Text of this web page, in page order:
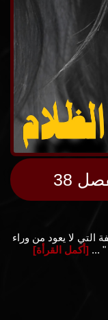
38
التي لا يعود من وراء
[أكمل القرأة]